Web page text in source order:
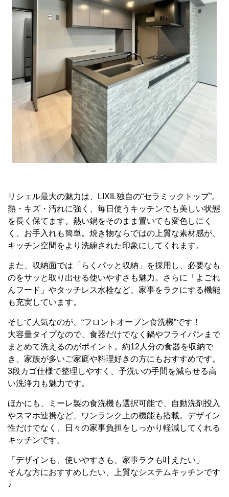
リシェル最大の魅力は、LIXIL独自の“セラミックトップ”。
熱・キズ・汚れに強く、毎日使うキッチンでも美しい状態
を長く保てます。熱い鍋をそのまま置いても変色しにく
く、お手入れも簡単。焼き物ならではの上質な素材感が、
キッチン空間をより洗練された印象にしてくれます。
また、収納面では「らくパッと収納」を採用し、必要なも
のをサッと取り出せる使いやすさも魅力。さらに「よごれ
んフード」やタッチレス水栓など、家事をラクにする機能
も充実しています。
そして人気なのが、“フロントオープン食洗機”です！
大容量タイプなので、食器だけでなく鍋やフライパンまで
まとめて洗えるのがポイント。約12人分の食器を収納で
き、家族が多いご家庭や料理好きの方にもおすすめです。
3段カゴ仕様で整理しやすく、予洗いの手間を減らせる高
い洗浄力も魅力です。
ほかにも、ミーレ製の食洗機も選択可能で、自動洗剤投入
やスマホ連携など、ワンランク上の機能も搭載。デザイン
性だけでなく、日々の家事負担をしっかり軽減してくれる
キッチンです。
「デザインも、使いやすさも、家事ラクも叶えたい」
そんな方におすすめしたい、上質なシステムキッチンです
♪